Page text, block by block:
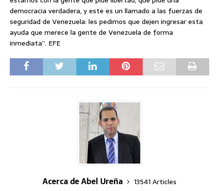
democracia verdadera, y este es un llamado a las fuerzas de
seguridad de Venezuela: les pedimos que dejen ingresar esta
ayuda que merece la gente de Venezuela de forma
inmediata”. EFE
Acerca de Abel Ureña
13541 Articles